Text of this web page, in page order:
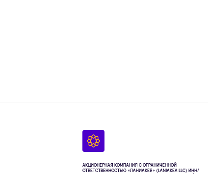
АКЦИОНЕРНАЯ КОМПАНИЯ С ОГРАНИЧЕННОЙ
ОТВЕТСТВЕННОСТЬЮ «ЛАНИАКЕЯ» (LANIAKEA LLC) ИНН/